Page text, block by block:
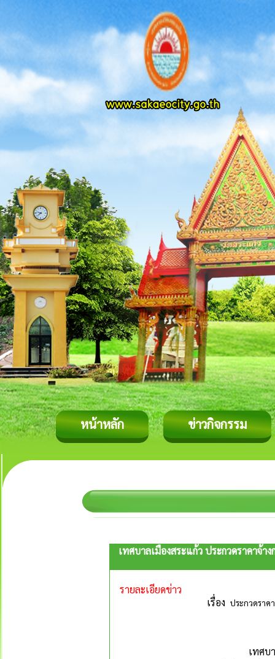
หน้าหลัก ข่าวกิจกรรม
เทศบาลเมืองสระแก้ว ประกวดราคาจ้
รายละเอียดข่าว
เรื่อง ประกวดราค
เทศบาลเมือ